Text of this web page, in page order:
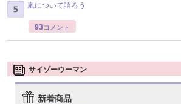
嵐について語ろう
93コメント
サイゾーウーマン
新着商品